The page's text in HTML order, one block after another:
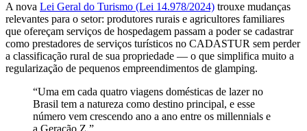
A nova Lei Geral do Turismo (Lei 14.978/2024) trouxe mudanças
relevantes para o setor: produtores rurais e agricultores familiares
que ofereçam serviços de hospedagem passam a poder se cadastrar
como prestadores de serviços turísticos no CADASTUR sem perder
a classificação rural de sua propriedade — o que simplifica muito a
regularização de pequenos empreendimentos de glamping.
“Uma em cada quatro viagens domésticas de lazer no
Brasil tem a natureza como destino principal, e esse
número vem crescendo ano a ano entre os millennials e
a Geração Z.”